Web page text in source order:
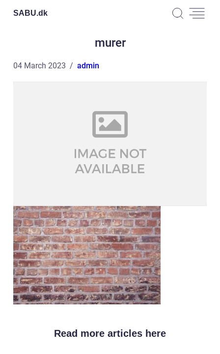
SABU.dk
murer
04 March 2023 admin
Read more articles here